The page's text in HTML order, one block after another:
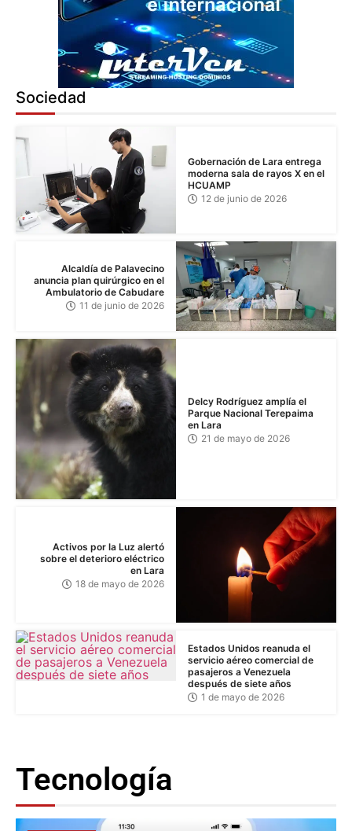
Sociedad
Gobernación de Lara entrega
moderna sala de rayos X en el
HCUAMP
12 de junio de 2026
Alcaldía de Palavecino
anuncia plan quirúrgico en el
Ambulatorio de Cabudare
11 de junio de 2026
Delcy Rodríguez amplía el
Parque Nacional Terepaima
en Lara
21 de mayo de 2026
Activos por la Luz alertó
sobre el deterioro eléctrico
en Lara
18 de mayo de 2026
Estados Unidos reanuda el
servicio aéreo comercial de
pasajeros a Venezuela
después de siete años
1 de mayo de 2026
Tecnología